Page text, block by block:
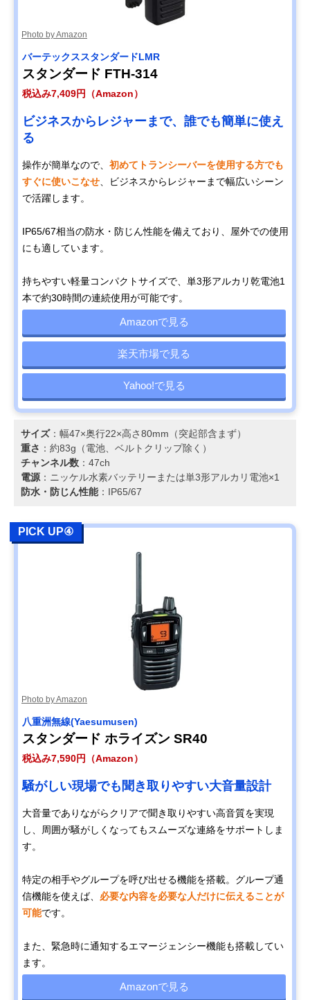
Photo by Amazon
バーテックススタンダードLMR
スタンダード FTH-314
税込み7,409円（Amazon）
ビジネスからレジャーまで、誰でも簡単に使え
る
操作が簡単なので、 初めてトランシーバーを使用する方でも
すぐに使いこなせ 、ビジネスからレジャーまで幅広いシーン
で活躍します。
IP65/67相当の防水・防じん性能を備えており、屋外での使用
にも適しています。
持ちやすい軽量コンパクトサイズで、単3形アルカリ乾電池1
本で約30時間の連続使用が可能です。
Amazonで見る
楽天市場で見る
Yahoo!で見る
サイズ：幅47×奥行22×高さ80mm（突起部含まず）
重さ ：約83g（電池、ベルトクリップ除く）
チャンネル数 ：47ch
電源 ：ニッケル水素バッテリーまたは単3形アルカリ電池×1
防水・防じん性能：IP65/67
PICK UP④
Photo by Amazon
八重洲無線(Yaesumusen)
スタンダード ホライズン SR40
税込み7,590円（Amazon）
騒がしい現場でも聞き取りやすい大音量設計
大音量でありながらクリアで聞き取りやすい高音質を実現
し、周囲が騒がしくなってもスムーズな連絡をサポートしま
す。
特定の相手やグループを呼び出せる機能を搭載。グループ通
信機能を使えば、 必要な内容を必要な人だけに伝えることが
可能です。
また、緊急時に通知するエマージェンシー機能も搭載してい
ます。
Amazonで見る